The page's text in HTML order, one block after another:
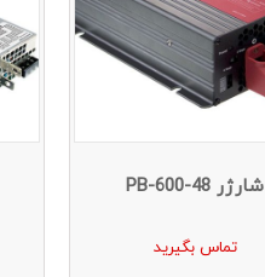
شارژر PB-600-48
تماس بگیرید